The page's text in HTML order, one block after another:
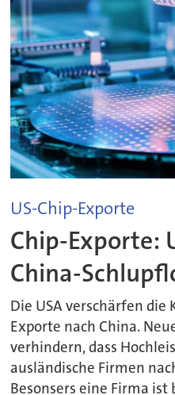
US-Chip-Exporte
Chip-Exporte:
China-
Die USA verschärfen die
Exporte nach China.
verhindern, dass
ausländische Firmen
Besonsers eine Firma ist